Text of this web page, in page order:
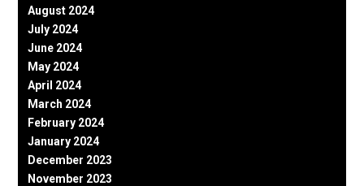
August 2024
July 2024
June 2024
May 2024
April 2024
March 2024
February 2024
January 2024
December 2023
November 2023